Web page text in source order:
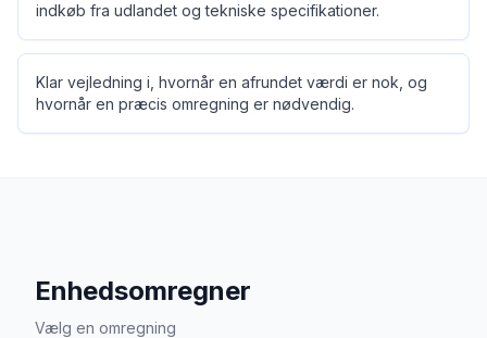
indkøb fra udlandet og tekniske specifikationer.
Klar vejledning i, hvornår en afrundet værdi er nok, og
hvornår en præcis omregning er nødvendig.
Enhedsomregner
Vælg en omregning